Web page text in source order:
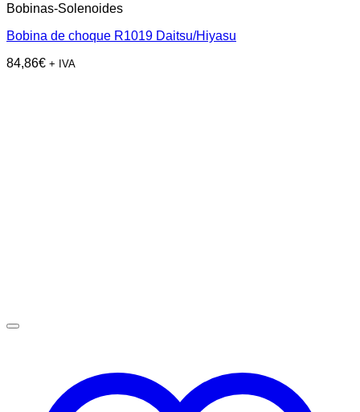
Bobinas-Solenoides
Bobina de choque R1019 Daitsu/Hiyasu
84,86€ + IVA